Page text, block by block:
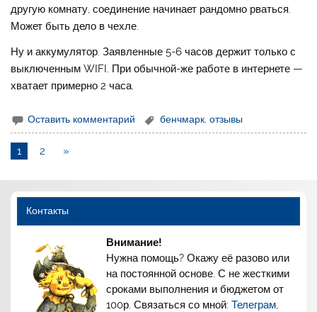
другую комнату, соединение начинает рандомно рваться.
Может быть дело в чехле.
Ну и аккумулятор. Заявленные 5-6 часов держит только с
выключенным WIFI. При обычной-же работе в интернете —
хватает примерно 2 часа.
Оставить комментарий бенчмарк ,отзывы
1 2 »
Контакты
Внимание!
Нужна помощь? Окажу её разово или
на постоянной основе. С не жесткими
сроками выполнения и бюджетом от
100р. Связаться со мной:Телеграм,